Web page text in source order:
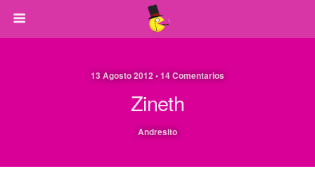
13 Agosto 2012 • 14 Comentarios
Zineth
Andresito